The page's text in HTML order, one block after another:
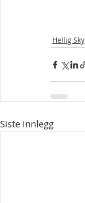
Hellig Sky
Siste innlegg